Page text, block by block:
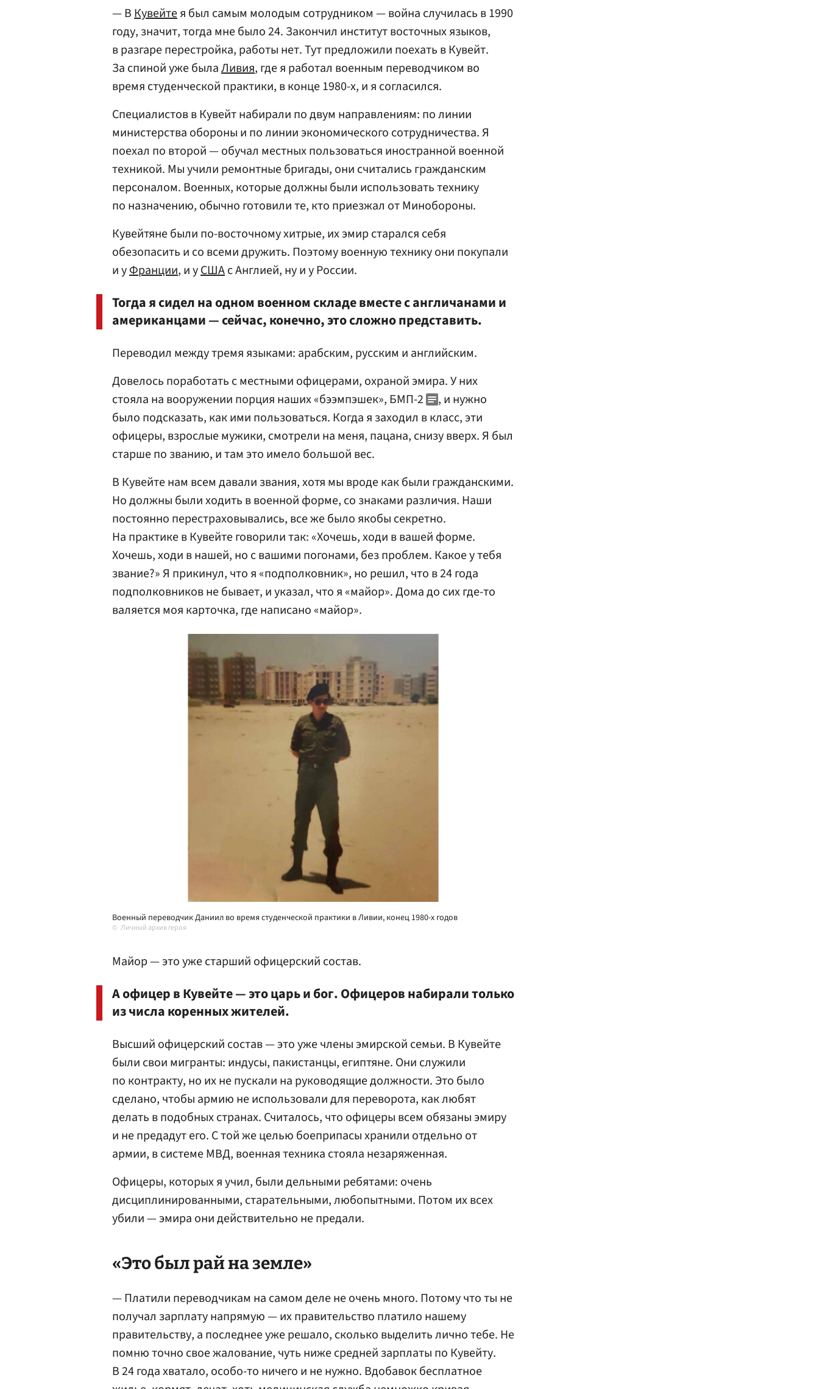
— ВКувейтея был самым молодым сотрудником — война случилась в 1990
году, значит, тогда мне было 24. Закончил институт восточных языков,
в разгаре перестройка, работы нет. Тут предложили поехать в Кувейт.
За спиной уже былаЛивия, где я работал военным переводчиком во
время студенческой практики, в конце 1980-х, и я согласился.
Специалистов в Кувейт набирали по двум направлениям: по линии
министерства обороны и по линии экономического сотрудничества. Я
поехал по второй — обучал местных пользоваться иностранной военной
техникой. Мы учили ремонтные бригады, они считались гражданским
персоналом. Военных, которые должны были использовать технику
по назначению, обычно готовили те, кто приезжал от Минобороны.
Кувейтяне были по-восточному хитрые, их эмир старался себя
обезопасить и со всеми дружить. Поэтому военную технику они покупали
и уФранции, и уСШАс Англией, ну и у России.
Тогда я сидел на одном военном складе вместе с англичанами и
американцами — сейчас, конечно, это сложно представить.
Переводил между тремя языками: арабским, русским и английским.
Довелось поработать с местными офицерами, охраной эмира. У них
стояла на вооружении порция наших «бээмпэшек», БМП-2
, и нужно
было подсказать, как ими пользоваться. Когда я заходил в класс, эти
офицеры, взрослые мужики, смотрели на меня, пацана, снизу вверх. Я был
старше по званию, и там это имело большой вес.
В Кувейте нам всем давали звания, хотя мы вроде как были гражданскими.
Но должны были ходить в военной форме, со знаками различия. Наши
постоянно перестраховывались, все же было якобы секретно.
На практике в Кувейте говорили так: «Хочешь, ходи в вашей форме.
Хочешь, ходи в нашей, но с вашими погонами, без проблем. Какое у тебя
звание?» Я прикинул, что я «подполковник», но решил, что в 24 года
подполковников не бывает, и указал, что я «майор». Дома до сих где-то
валяется моя карточка, где написано «майор».
Военный переводчик Даниил во время студенческой практики в Ливии, конец 1980-х годов
Личный архив героя
Майор — это уже старший офицерский состав.
А офицер в Кувейте — это царь и бог. Офицеров набирали только
из числа коренных жителей.
Высший офицерский состав — это уже члены эмирской семьи. В Кувейте
были свои мигранты: индусы, пакистанцы, египтяне. Они служили
по контракту, но их не пускали на руководящие должности. Это было
сделано, чтобы армию не использовали для переворота, как любят
делать в подобных странах. Считалось, что офицеры всем обязаны эмиру
и не предадут его. С той же целью боеприпасы хранили отдельно от
армии, в системе МВД, военная техника стояла незаряженная.
Офицеры, которых я учил, были дельными ребятами: очень
дисциплинированными, старательными, любопытными. Потом их всех
убили — эмира они действительно не предали.
«Это был рай на земле»
— Платили переводчикам на самом деле не очень много. Потому что ты не
получал зарплату напрямую — их правительство платило нашему
правительству, а последнее уже решало, сколько выделить лично тебе. Не
помню точно свое жалование, чуть ниже средней зарплаты по Кувейту.
В 24 года хватало, особо-то ничего и не нужно. Вдобавок бесплатное